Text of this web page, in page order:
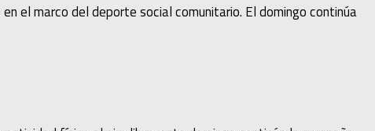
el marco del deporte social comunitario. El domingo continúa